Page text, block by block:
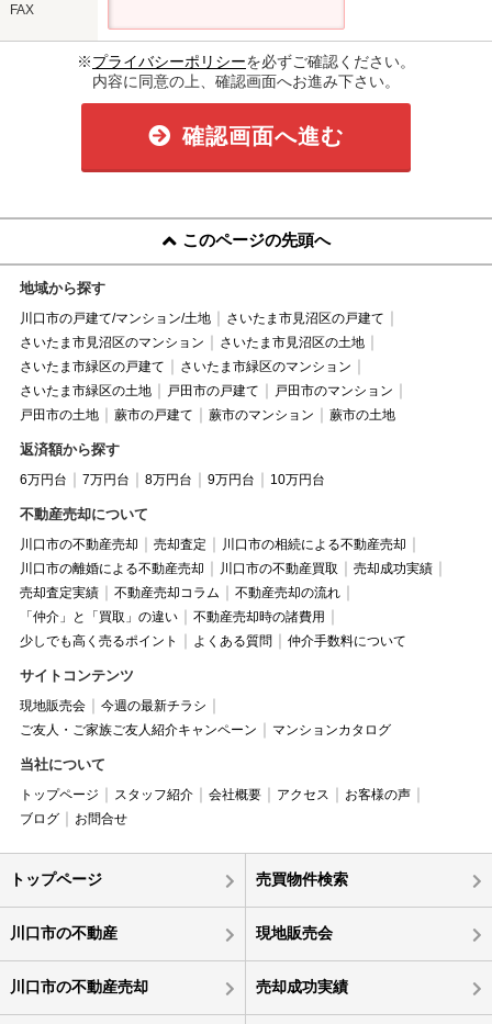
FAX
※プライバシーポリシーを必ずご確認ください。
内容に同意の上、確認画面へお進み下さい。
確認画面へ進む
このページの先頭へ
地域から探す
川口市の戸建て/マンション/土地
さいたま市見沼区の戸建て
さいたま市見沼区のマンション
さいたま市見沼区の土地
さいたま市緑区の戸建て
さいたま市緑区のマンション
さいたま市緑区の土地
戸田市の戸建て
戸田市のマンション
戸田市の土地
蕨市の戸建て 蕨市のマンション 蕨市の土地
返済額から探す
6万円台 7万円台 8万円台 9万円台 10万円台
不動産売却について
川口市の不動産売却 売却査定
川口市の相続による不動産売却
川口市の離婚による不動産売却
川口市の不動産買取
売却成功実績
売却査定実績
不動産売却コラム
不動産売却の流れ
「仲介」と「買取」の違い
不動産売却時の諸費用
少しでも高く売るポイント
よくある質問 仲介手数料について
サイトコンテンツ
現地販売会
今週の最新チラシ
ご友人・ご家族ご友人紹介キャンペーン
マンションカタログ
当社について
トップページ スタッフ紹介 会社概要 アクセス
お客様の声
ブログ
お問合せ
トップページ 売買物件検索
川口市の不動産 現地販売会
川口市の不動産売却 売却成功実績